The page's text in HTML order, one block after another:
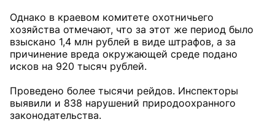
Однако в краевом комитете охотничьего
хозяйства отмечают, что за этот же период было
взыскано 1,4 млн рублей в виде штрафов, а за
причинение вреда окружающей среде подано
исков на 920 тысяч рублей.
Проведено более тысячи рейдов. Инспекторы
выявили и 838 нарушений природоохранного
законодательства.